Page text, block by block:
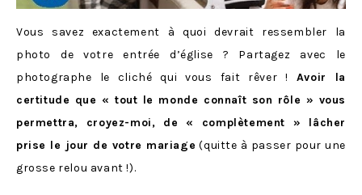
Vous savez exactement à quoi devrait ressembler la
photo de votre entrée d’église ? Partagez avec le
photographe le cliché qui vous fait rêver ! Avoir la
certitude que « tout le monde connaît son rôle » vous
permettra, croyez-moi, de « complètement » lâcher
prise le jour de votre mariage (quitte à passer pour une
grosse relou avant !).